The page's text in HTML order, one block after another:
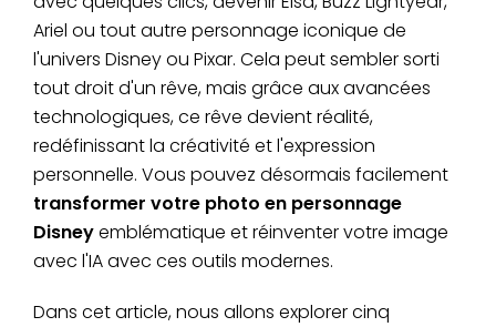
Ariel ou tout autre personnage iconique de
l'univers Disney ou Pixar. Cela peut sembler sorti
tout droit d'un rêve, mais grâce aux avancées
technologiques, ce rêve devient réalité,
redéfinissant la créativité et l'expression
personnelle. Vous pouvez désormais facilement
transformer votre photo en personnage
Disneyemblématique et réinventer votre image
avec l'IA avec ces outils modernes.
Dans cet article, nous allons explorer cinq